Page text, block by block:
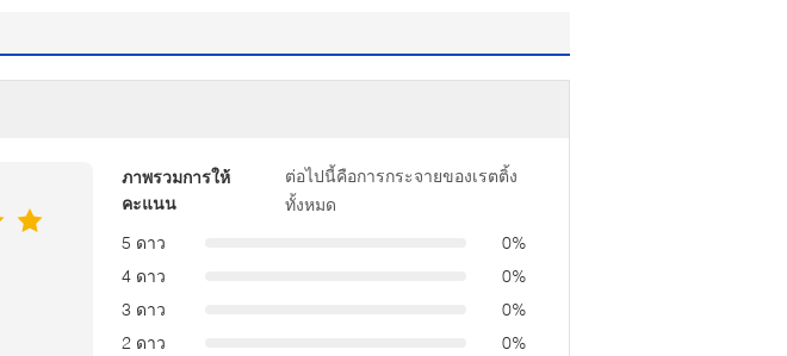
ภาพรวมการให้
คะแนน
ต่อไปนี้คือการกระจายของเรตติ้ง
ทั้งหมด
5 ดาว
0%
4 ดาว
0%
3 ดาว
0%
2 ดาว
0%